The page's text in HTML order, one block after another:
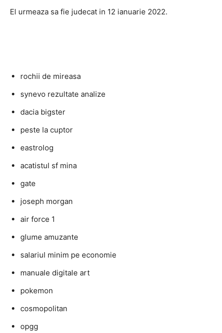
El urmeaza sa fie judecat in 12 ianuarie 2022.
rochii de mireasa
synevo rezultate analize
dacia bigster
peste la cuptor
eastrolog
acatistul sf mina
gate
joseph morgan
air force 1
glume amuzante
salariul minim pe economie
manuale digitale art
pokemon
cosmopolitan
opgg